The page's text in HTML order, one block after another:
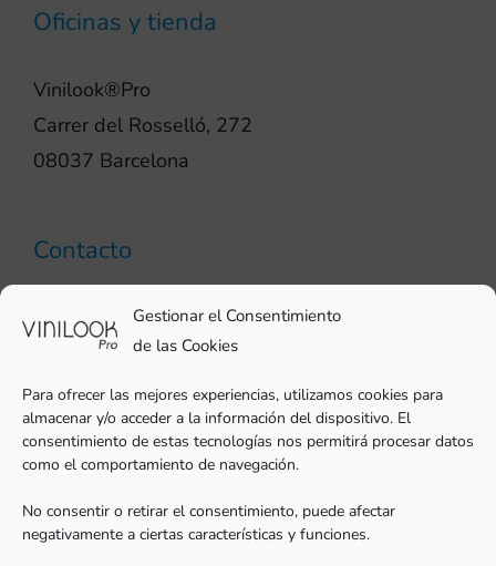
Gestionar el Consentimiento
de las Cookies
Para ofrecer las mejores experiencias, utilizamos cookies para
almacenar y/o acceder a la información del dispositivo. El
consentimiento de estas tecnologías nos permitirá procesar datos
como el comportamiento de navegación.
No consentir o retirar el consentimiento, puede afectar
negativamente a ciertas características y funciones.
Oficinas y tienda
Vinilook®Pro
Carrer del Rosselló, 272
08037 Barcelona
Contacto
pro@vinilook.es
Vinilos decorativos envinilook.net